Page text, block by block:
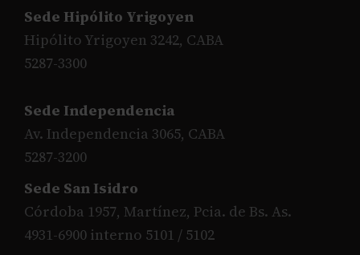
Sede Hipólito Yrigoyen
Hipólito Yrigoyen 3242, CABA
5287-3300
Sede Independencia
Av. Independencia 3065, CABA
5287-3200
Sede San Isidro
Córdoba 1957, Martínez, Pcia. de Bs. As.
4931-6900 interno 5101 / 5102